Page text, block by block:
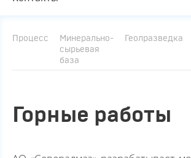
Процесс
Минерально-
сырьевая
база
Геолразведка
Горные работы